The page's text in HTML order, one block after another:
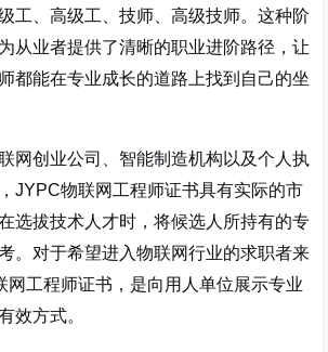
工、高级工、技师、高级技师。这种阶
从业者提供了清晰的职业进阶路径，让
都能在专业成长的道路上找到自己的坐
网创业公司、智能制造机构以及个人执
JYPC物联网工程师证书具有实际的市
选拔技术人才时，将候选人所持有的专
。对于希望进入物联网行业的求职者来
网工程师证书，是向用人单位展示专业
效方式。